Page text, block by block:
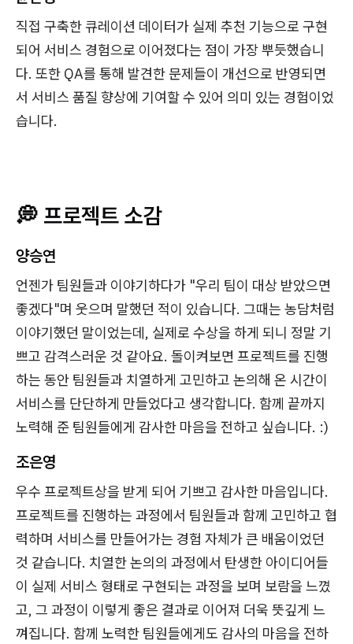
직접 구축한 큐레이션 데이터가 실제 추천 기능으로 구현
되어 서비스 경험으로 이어졌다는 점이 가장 뿌듯했습니
다. 또한 QA를 통해 발견한 문제들이 개선으로 반영되면
서 서비스 품질 향상에 기여할 수 있어 의미 있는 경험이었
습니다.
💭 프로젝트 소감
양승연
언젠가 팀원들과 이야기하다가 "우리 팀이 대상 받았으면
좋겠다"며 웃으며 말했던 적이 있습니다. 그때는 농담처럼
이야기했던 말이었는데, 실제로 수상을 하게 되니 정말 기
쁘고 감격스러운 것 같아요. 돌이켜보면 프로젝트를 진행
하는 동안 팀원들과 치열하게 고민하고 논의해 온 시간이
서비스를 단단하게 만들었다고 생각합니다. 함께 끝까지
노력해 준 팀원들에게 감사한 마음을 전하고 싶습니다. :)
조은영
우수 프로젝트상을 받게 되어 기쁘고 감사한 마음입니다.
프로젝트를 진행하는 과정에서 팀원들과 함께 고민하고 협
력하며 서비스를 만들어가는 경험 자체가 큰 배움이었던
것 같습니다. 치열한 논의의 과정에서 탄생한 아이디어들
이 실제 서비스 형태로 구현되는 과정을 보며 보람을 느꼈
고, 그 과정이 이렇게 좋은 결과로 이어져 더욱 뜻깊게 느
껴집니다. 함께 노력한 팀원들에게도 감사의 마음을 전하